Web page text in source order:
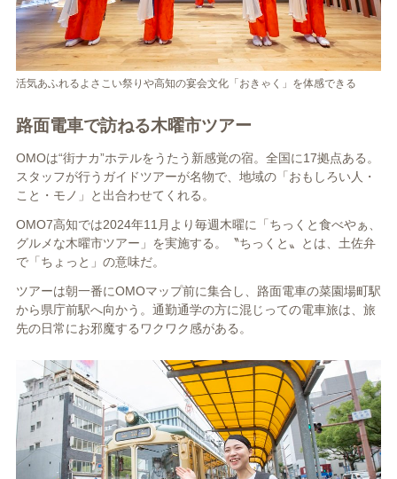
活気あふれるよさこい祭りや高知の宴会文化「おきゃく」を体感できる
路面電車で訪ねる木曜市ツアー
OMOは“街ナカ”ホテルをうたう新感覚の宿。全国に17拠点ある。
スタッフが行うガイドツアーが名物で、地域の「おもしろい人・
こと・モノ」と出合わせてくれる。
OMO7高知では2024年11月より毎週木曜に「ちっくと食べやぁ、
グルメな木曜市ツアー」を実施する。〝ちっくと〟とは、土佐弁
で「ちょっと」の意味だ。
ツアーは朝一番にOMOマップ前に集合し、路面電車の菜園場町駅
から県庁前駅へ向かう。通勤通学の方に混じっての電車旅は、旅
先の日常にお邪魔するワクワク感がある。